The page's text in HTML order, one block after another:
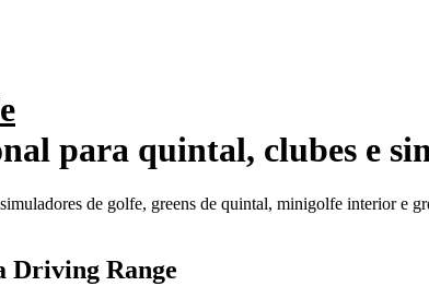
para quintal, clubes e
de golfe, greens de quintal, minigolfe interior e
Driving Range